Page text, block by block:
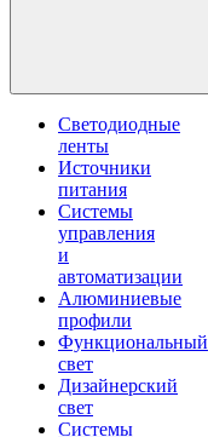
Светодиодные
ленты
Источники
питания
Системы
управления
и
автоматизации
Алюминиевые
профили
Функциональный
свет
Дизайнерский
свет
Системы